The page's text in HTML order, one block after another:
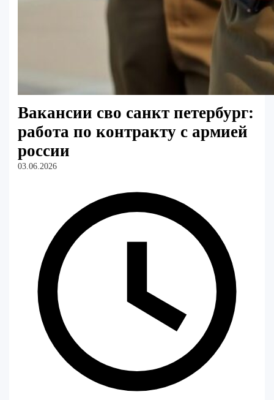
Вакансии сво санкт петербург:
работа по контракту с армией
россии
03.06.2026